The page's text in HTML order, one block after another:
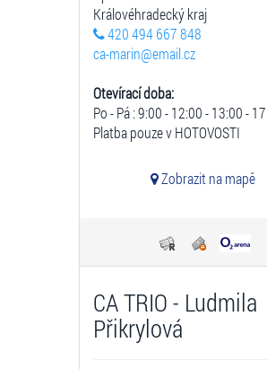
Královéhradecký kraj
420 494 667 848
ca-marin@email.cz
Otevírací doba:
Po - Pá : 9:00 - 12:00 - 13:00 -
Platba pouze v HOTOVOSTI
Zobrazit na mapě
CA TRIO - Ludmila
Přikrylová